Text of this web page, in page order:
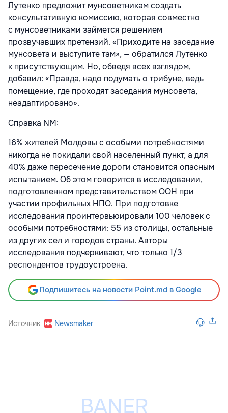
Лутенко предложит мунсоветникам создать
консультативную комиссию, которая совместно
с мунсоветниками займется решением
прозвучавших претензий. «Приходите на заседание
мунсовета и выступите там», — обратился Лутенко
к присутствующим. Но, обведя всех взглядом,
добавил: «Правда, надо подумать о трибуне, ведь
помещение, где проходят заседания мунсовета,
неадаптировано».
Справка NM:
16% жителей Молдовы с особыми потребностями
никогда не покидали свой населенный пункт, а для
40% даже пересечение дороги становится опасным
испытанием. Об этом говорится в исследовании,
подготовленном представительством ООН при
участии профильных НПО. При подготовке
исследования проинтервьюировали 100 человек с
особыми потребностями: 55 из столицы, остальные
из других сел и городов страны. Авторы
исследования подчеркивают, что только 1/3
респондентов трудоустроена.
Подпишитесь на новости Point.md в Google
Источник Newsmaker